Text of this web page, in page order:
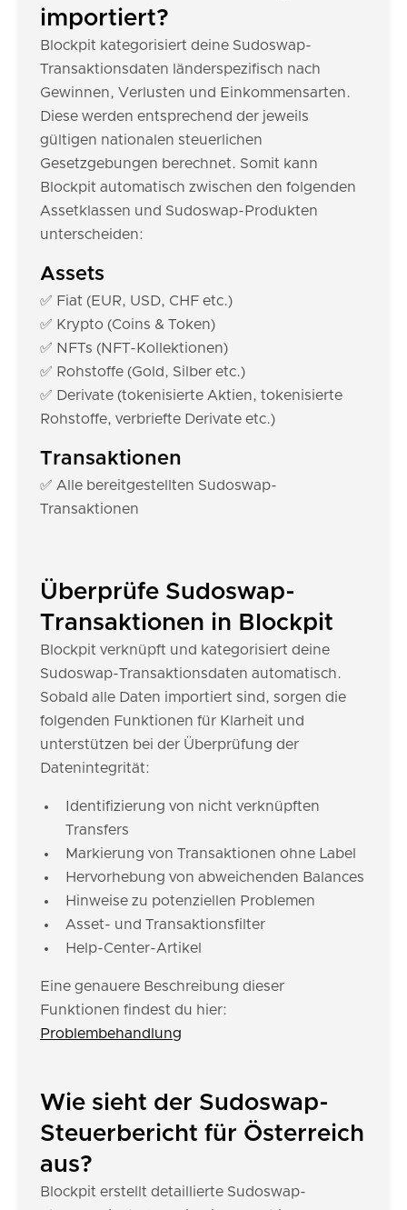
importiert?
Blockpit kategorisiert deine Sudoswap-
Transaktionsdaten länderspezifisch nach
Gewinnen, Verlusten und Einkommensarten.
Diese werden entsprechend der jeweils
gültigen nationalen steuerlichen
Gesetzgebungen berechnet. Somit kann
Blockpit automatisch zwischen den folgenden
Assetklassen und Sudoswap-Produkten
unterscheiden:
Assets
✅ Fiat (EUR, USD, CHF etc.)
✅ Krypto (Coins & Token)
✅ NFTs (NFT-Kollektionen)
✅ Rohstoffe (Gold, Silber etc.)
✅ Derivate (tokenisierte Aktien, tokenisierte
Rohstoffe, verbriefte Derivate etc.)
Transaktionen
✅ Alle bereitgestellten Sudoswap-
Transaktionen
Überprüfe Sudoswap-
Transaktionen in Blockpit
Blockpit verknüpft und kategorisiert deine
Sudoswap-Transaktionsdaten automatisch.
Sobald alle Daten importiert sind, sorgen die
folgenden Funktionen für Klarheit und
unterstützen bei der Überprüfung der
Datenintegrität:
Identifizierung von nicht verknüpften
Transfers
Markierung von Transaktionen ohne Label
Hervorhebung von abweichenden Balances
Hinweise zu potenziellen Problemen
Asset- und Transaktionsfilter
Help-Center-Artikel
Eine genauere Beschreibung dieser
Funktionen findest du hier:
Problembehandlung
Wie sieht der Sudoswap-
Steuerbericht für Österreich
aus?
Blockpit erstellt detaillierte Sudoswap-